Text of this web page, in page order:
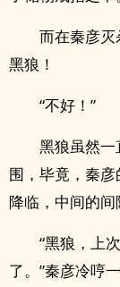
而在秦彦
黑狼！
“不好！”
黑狼虽然
围，毕竟，秦
降临，中间的间
“黑狼，上
了。”秦彦冷哼